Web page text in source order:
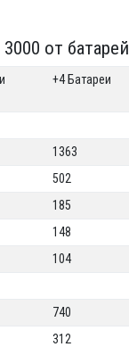
от батарей
+4 Батареи
1363
502
185
148
104
740
312